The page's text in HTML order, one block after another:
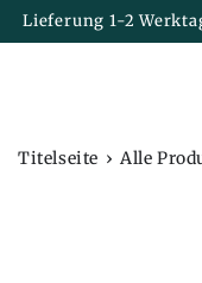
ZUM INHALT
SPRINGEN
Lieferung 1-2
Titelseite › Alle